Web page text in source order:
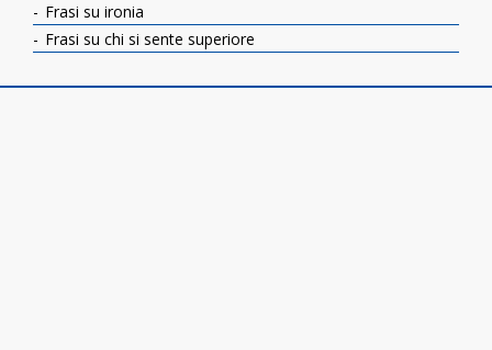
Frasi su ironia
Frasi su chi si sente superiore